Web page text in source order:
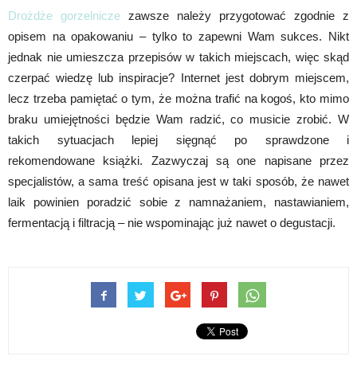
Drożdże gorzelnicze zawsze należy przygotować zgodnie z
opisem na opakowaniu – tylko to zapewni Wam sukces. Nikt
jednak nie umieszcza przepisów w takich miejscach, więc skąd
czerpać wiedzę lub inspiracje? Internet jest dobrym miejscem,
lecz trzeba pamiętać o tym, że można trafić na kogoś, kto mimo
braku umiejętności będzie Wam radzić, co musicie zrobić. W
takich sytuacjach lepiej sięgnąć po sprawdzone i
rekomendowane książki. Zazwyczaj są one napisane przez
specjalistów, a sama treść opisana jest w taki sposób, że nawet
laik powinien poradzić sobie z namnażaniem, nastawianiem,
fermentacją i filtracją – nie wspominając już nawet o degustacji.